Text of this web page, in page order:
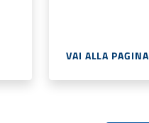
VAI ALLA PAGINA